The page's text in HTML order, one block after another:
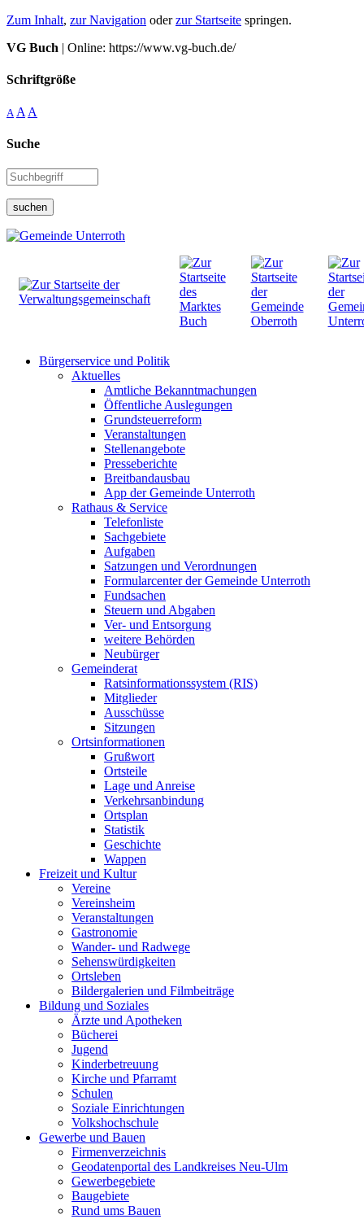
Zum Inhalt, zur Navigation oderzur Startseite springen.
VG Buch | Online: https://www.vg-buch.de/
Schriftgröße
A A A
Suche
suchen
Bürgerservice und Politik
Aktuelles
Amtliche Bekanntmachungen
Öffentliche Auslegungen
Grundsteuerreform
Veranstaltungen
Stellenangebote
Presseberichte
Breitbandausbau
App der Gemeinde Unterroth
Rathaus & Service
Telefonliste
Sachgebiete
Aufgaben
Satzungen und Verordnungen
Formularcenter der Gemeinde Unterroth
Fundsachen
Steuern und Abgaben
Ver- und Entsorgung
weitere Behörden
Neubürger
Gemeinderat
Ratsinformationssystem (RIS)
Mitglieder
Ausschüsse
Sitzungen
Ortsinformationen
Grußwort
Ortsteile
Lage und Anreise
Verkehrsanbindung
Ortsplan
Statistik
Geschichte
Wappen
Freizeit und Kultur
Vereine
Vereinsheim
Veranstaltungen
Gastronomie
Wander- und Radwege
Sehenswürdigkeiten
Ortsleben
Bildergalerien und Filmbeiträge
Bildung und Soziales
Ärzte und Apotheken
Bücherei
Jugend
Kinderbetreuung
Kirche und Pfarramt
Schulen
Soziale Einrichtungen
Volkshochschule
Gewerbe und Bauen
Firmenverzeichnis
Geodatenportal des Landkreises Neu-Ulm
Gewerbegebiete
Baugebiete
Rund ums Bauen